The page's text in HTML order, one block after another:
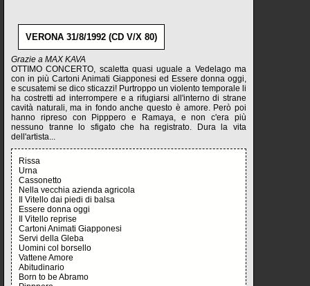
VERONA 31/8/1992 (CD V/X 80)
Grazie a MAX KAVA
OTTIMO CONCERTO, scaletta quasi uguale a Vedelago ma
con in più Cartoni Animati Giapponesi ed Essere donna oggi,
e scusatemi se dico sticazzi! Purtroppo un violento temporale li
ha costretti ad interrompere e a rifugiarsi all'interno di strane
cavità naturali, ma in fondo anche questo è amore. Però poi
hanno ripreso con Pipppero e Ramaya, e non c'era più
nessuno tranne lo sfigato che ha registrato. Dura la vita
dell'artista...
Rissa
Urna
Cassonetto
Nella vecchia azienda agricola
Il Vitello dai piedi di balsa
Essere donna oggi
Il Vitello reprise
Cartoni Animati Giapponesi
Servi della Gleba
Uomini col borsello
Vattene Amore
Abitudinario
Born to be Abramo